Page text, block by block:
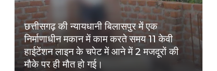
छत्तीसगढ़ की न्यायधानी बिलासपुर में एक
निर्माणाधीन मकान में काम करते समय 11 केवी
हाईटेंशन लाइन के चपेट में आने में 2 मजदूरों की
मौके पर ही मौत हो गई।